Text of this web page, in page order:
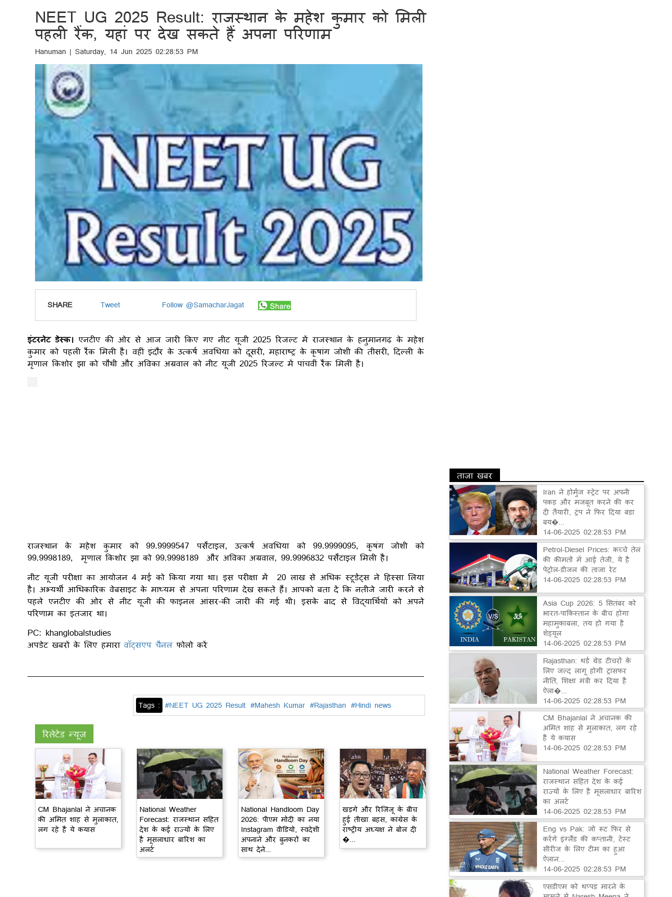
NEET UG 2025 Result: राजस्थान के महेश कुमार को मिली
पहली रैंक, यहां पर देख सकते हैं अपना परिणाम
Hanuman | Saturday, 14 Jun 2025 02:28:53 PM
SHARE Tweet Follow @SamacharJagat
इंटरनेट डेस्क।एनटीए की ओर से आज जारी किए गए नीट यूजी 2025 रिजल्ट में राजस्थान के हनुमानगढ़ के महेश
कुमार को पहली रैंक मिली है। वहीं इंदौर के उत्कर्ष अवधिया को दूसरी, महाराष्ट्र के कृषांग जोशी की तीसरी, दिल्ली के
मृणाल किशोर झा को चौथी और अविका अग्रवाल को नीट यूजी 2025 रिजल्ट में पांचवीं रैंक मिली है।
राजस्थान के महेश कुमार को 99.9999547 पर्सेंटाइल, उत्कर्ष अवधिया को 99.9999095, कृषंग जोशी को
99.9998189, मृणाल किशोर झा को 99.9998189 और अविका अग्रवाल, 99.9996832 पर्सेंटाइल मिली है।
नीट यूजी परीक्षा का आयोजन 4 मई को किया गया था। इस परीक्षा में 20 लाख से अधिक स्टूडेंट्स ने हिस्सा लिया
है। अभ्यर्थी आधिकारिक वेबसाइट के माध्यम से अपना परिणाम देख सकते हैं। आपको बता दें कि नतीजे जारी करने से
पहले एनटीए की ओर से नीट यूजी की फाइनल आंसर-की जारी की गई थी। इसके बाद से विद्यार्थियों को अपने
परिणाम का इंतजार था।
PC: khanglobalstudies
अपडेट खबरों के लिए हमारा वॉट्सएप चैनल फोलो करें
Tags : #NEET UG 2025 Result #Mahesh Kumar #Rajasthan #Hindi news
रिलेटेड न्यूज़
CM Bhajanlal ने अचानक
की अमित शाह से मुलाकात,
लग रहे हैं ये कयास
National Weather
Forecast: राजस्थान सहित
देश के कई राज्यों के लिए
है मूसलाधार बारिश का
अलर्ट
National Handloom Day
2026: पीएम मोदी का नया
Instagram वीडियो, स्वदेशी
अपनाने और बुनकरों का
साथ देने...
खड़गे और रिजिजू के बीच
हुई तीखा बहस, कांग्रेस के
राष्ट्रीय अध्यक्ष ने बोल दी
�...
ताज़ा खबर
Iran ने होर्मुज स्ट्रेट पर अपनी
पकड़ और मजबूत करने की कर
दी तैयारी, ट्रंप ने फिर दिया बड़ा
बय�...
14-06-2025 02:28:53 PM
Petrol-Diesel Prices: कच्चे तेल
की कीमतों में आई तेजी, ये है
पेट्रोल-डीजल की ताजा रेट
14-06-2025 02:28:53 PM
Asia Cup 2026: 5 सितंबर को
भारत-पाकिस्तान के बीच होगा
महामुकाबला, तय हो गया है
शेड्यूल
14-06-2025 02:28:53 PM
Rajasthan: थर्ड ग्रेड टीचरों के
लिए जल्द लागू होगी ट्रांसफर
नीति, शिक्षा मंत्री कर दिया है
ऐला�...
14-06-2025 02:28:53 PM
CM Bhajanlal ने अचानक की
अमित शाह से मुलाकात, लग रहे
हैं ये कयास
14-06-2025 02:28:53 PM
National Weather Forecast:
राजस्थान सहित देश के कई
राज्यों के लिए है मूसलाधार बारिश
का अलर्ट
14-06-2025 02:28:53 PM
Eng vs Pak: जो रूट फिर से
करेंगे इंग्लैंड की कप्तानी, टेस्ट
सीरीज के लिए टीम का हुआ
ऐलान...
14-06-2025 02:28:53 PM
एसडीएम को थप्पड़ मारने के